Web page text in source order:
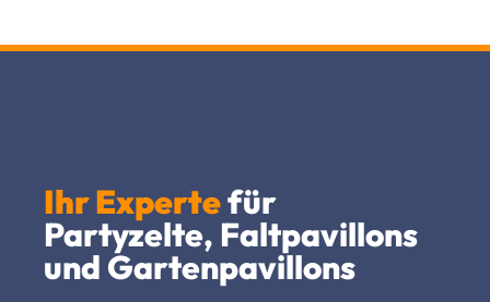
Ihr Expertefür
Partyzelte, Faltpavillons
und Gartenpavillons